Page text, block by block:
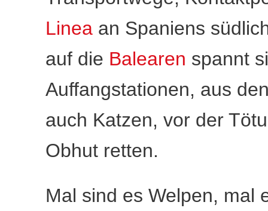
Linea an Spaniens
auf die Balearen spannt
Auffangstationen, aus
auch Katzen, vor der
Obhut retten.
Mal sind es Welpen, mal